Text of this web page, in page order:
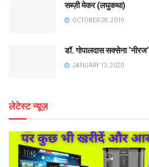
सब्ज़ी मेकर (लघुकथा)
OCTOBER 28, 2019
डॉ. गोपालदास सक्सेना ‘नीरज’
JANUARY 13, 2020
लेटेस्ट न्यूज़